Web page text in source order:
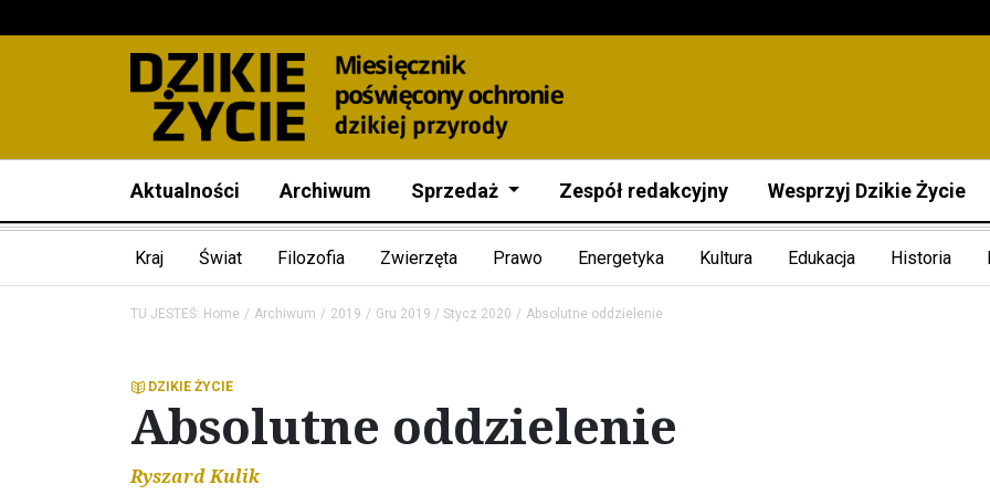
Aktualności Archiwum Sprzedaż Zespół redakcyjny Wesprzyj Dzikie Życie
Kraj Świat Filozofia Zwierzęta Prawo Energetyka Kultura Edukacja Historia
TU JESTEŚ: Home Archiwum 2019 Gru 2019 / Stycz 2020 Absolutne oddzielenie
DZIKIE ŻYCIE
Absolutne oddzielenie
Ryszard Kulik